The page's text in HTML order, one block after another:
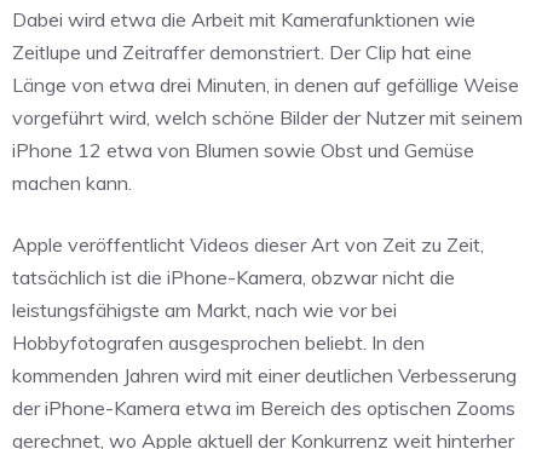
Dabei wird etwa die Arbeit mit Kamerafunktionen wie
Zeitlupe und Zeitraffer demonstriert. Der Clip hat eine
Länge von etwa drei Minuten, in denen auf gefällige Weise
vorgeführt wird, welch schöne Bilder der Nutzer mit seinem
iPhone 12 etwa von Blumen sowie Obst und Gemüse
machen kann.
Apple veröffentlicht Videos dieser Art von Zeit zu Zeit,
tatsächlich ist die iPhone-Kamera, obzwar nicht die
leistungsfähigste am Markt, nach wie vor bei
Hobbyfotografen ausgesprochen beliebt. In den
kommenden Jahren wird mit einer deutlichen Verbesserung
der iPhone-Kamera etwa im Bereich des optischen Zooms
gerechnet, wo Apple aktuell der Konkurrenz weit hinterher